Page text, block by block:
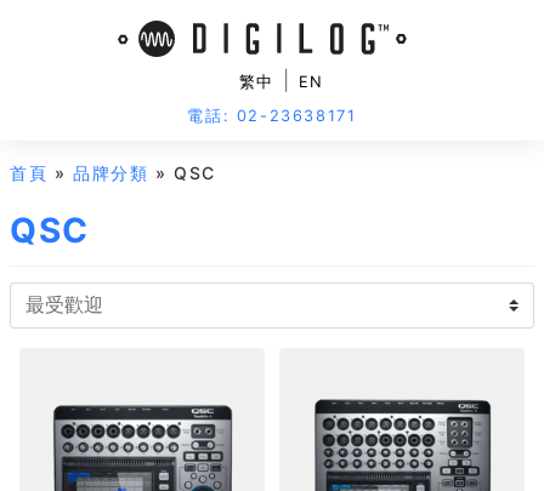
繁中
EN
電話: 02-23638171
首頁 »品牌分類 » QSC
QSC